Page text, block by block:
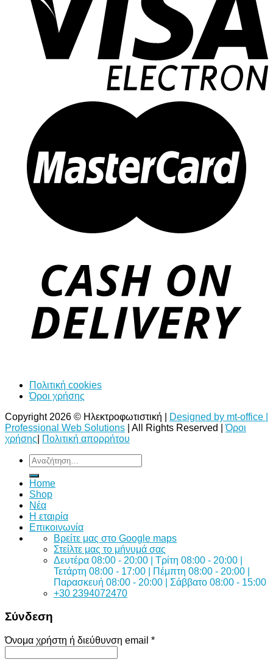
Πολιτική cookies
Όροι χρήσης
Copyright 2026 © Ηλεκτροφωτιστική |
Designed by mt-office |
Professional Web Solutions | All Rights Reserved |Όροι
χρήσης
Πολιτική απορρήτου
Αναζήτηση
για:
Home
Shop
Νέα
Η εταιρία
Επικοινωνία
Bρείτε μας στο Google maps
Στείλτε μας το μήνυμά σας
Δευτέρα 08:00 - 20:00 | Τρίτη 08:00 - 20:00 |
Τετάρτη 08:00 - 17:00 | Πέμπτη 08:00 - 20:00 |
Παρασκευή 08:00 - 20:00 | Σάββατο 08:00 - 15:00
+30 2394072470
Σύνδεση
Όνομα χρήστη ή διεύθυνση email *